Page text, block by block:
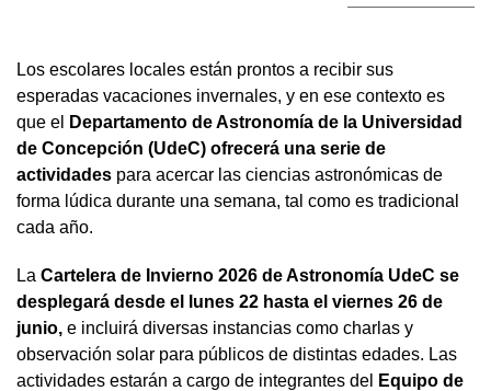
Los escolares locales están prontos a recibir sus
esperadas vacaciones invernales, y en ese contexto es
que el
Departamento de Astronomía de la Universidad
de Concepción (UdeC) ofrecerá una serie de
actividades para acercar las ciencias astronómicas de
forma lúdica durante una semana, tal como es tradicional
cada año.
La Cartelera de Invierno 2026 de Astronomía UdeC se
desplegará desde el lunes 22 hasta el viernes 26 de
junio, e incluirá diversas instancias como charlas y
observación solar para públicos de distintas edades. Las
actividades estarán a cargo de integrantes del
Equipo de